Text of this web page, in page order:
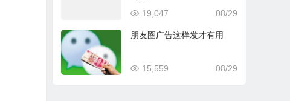
08/29
19,047
朋友圈广告这样发才有用
08/29
15,559